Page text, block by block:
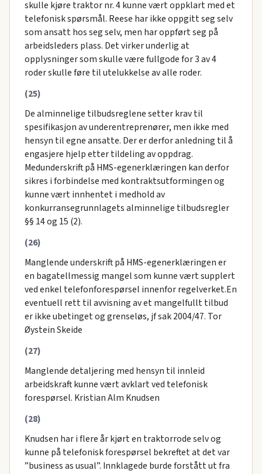
skulle kjøre traktor nr. 4 kunne vært oppklart med et
telefonisk spørsmål. Reese har ikke oppgitt seg selv
som ansatt hos seg selv, men har oppført seg på
arbeidsleders plass. Det virker underlig at
opplysninger som skulle være fullgode for 3 av 4
roder skulle føre til utelukkelse av alle roder.
(25)
De alminnelige tilbudsreglene setter krav til
spesifikasjon av underentreprenører, men ikke med
hensyn til egne ansatte. Der er derfor anledning til å
engasjere hjelp etter tildeling av oppdrag.
Medunderskrift på HMS-egenerklæringen kan derfor
sikres i forbindelse med kontraktsutformingen og
kunne vært innhentet i medhold av
konkurransegrunnlagets alminnelige tilbudsregler
§§ 14 og 15 (2).
(26)
Manglende underskrift på HMS-egenerklæringen er
en bagatellmessig mangel som kunne vært supplert
ved enkel telefonforespørsel innenfor regelverket.En
eventuell rett til avvisning av et mangelfullt tilbud
er ikke ubetinget og grenseløs, jf sak 2004/47. Tor
Øystein Skeide
(27)
Manglende detaljering med hensyn til innleid
arbeidskraft kunne vært avklart ved telefonisk
forespørsel. Kristian Alm Knudsen
(28)
Knudsen har i flere år kjørt en traktorrode selv og
kunne på telefonisk forespørsel bekreftet at det var
”business as usual”. Innklagede burde forstått ut fra